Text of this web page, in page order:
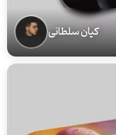
کیان سلطانی